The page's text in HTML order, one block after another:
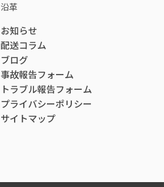
沿革
お知らせ
配送コラム
ブログ
事故報告フォーム
トラブル報告フォーム
プライバシーポリシー
サイトマップ